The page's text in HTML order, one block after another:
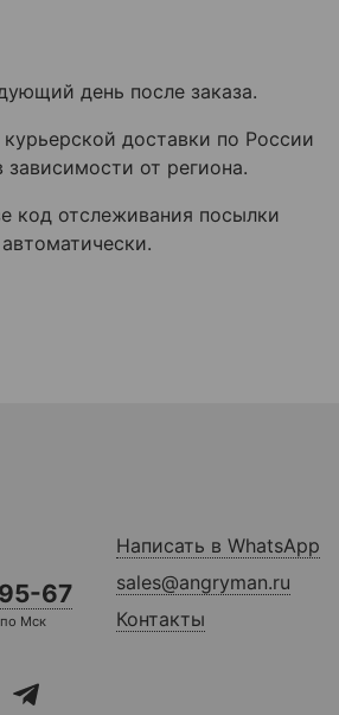
день после заказа.
доставки по России
зависимости от региона.
код отслеживания посылки
67
Мск
Написать в WhatsApp
sales@angryman.ru
Контакты